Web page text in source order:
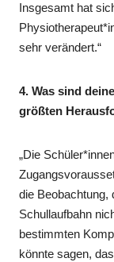
Insgesamt hat
sehr verändert.“
4. Was sind
größten
„Die
die Beobachtung,
Schullaufbahn
bestimmten
könnte sagen,